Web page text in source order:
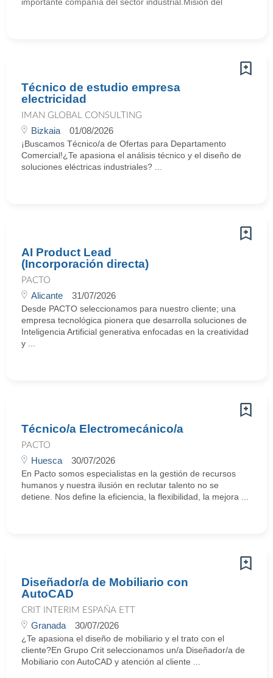
Técnico de estudio empresa
electricidad
IMAN GLOBAL CONSULTING
Bizkaia 01/08/2026
¡Buscamos Técnico/a de Ofertas para Departamento
Comercial!¿Te apasiona el análisis técnico y el diseño de
soluciones eléctricas industriales? ...
AI Product Lead
(Incorporación directa)
PACTO
Alicante 31/07/2026
Desde PACTO seleccionamos para nuestro cliente; una
empresa tecnológica pionera que desarrolla soluciones de
Inteligencia Artificial generativa enfocadas en la creatividad
y ...
Técnico/a Electromecánico/a
PACTO
Huesca 30/07/2026
En Pacto somos especialistas en la gestión de recursos
humanos y nuestra ilusión en reclutar talento no se
detiene. Nos define la eficiencia, la flexibilidad, la mejora ...
Diseñador/a de Mobiliario con
AutoCAD
CRIT INTERIM ESPAÑA ETT
Granada 30/07/2026
¿Te apasiona el diseño de mobiliario y el trato con el
cliente?En Grupo Crit seleccionamos un/a Diseñador/a de
Mobiliario con AutoCAD y atención al cliente ...